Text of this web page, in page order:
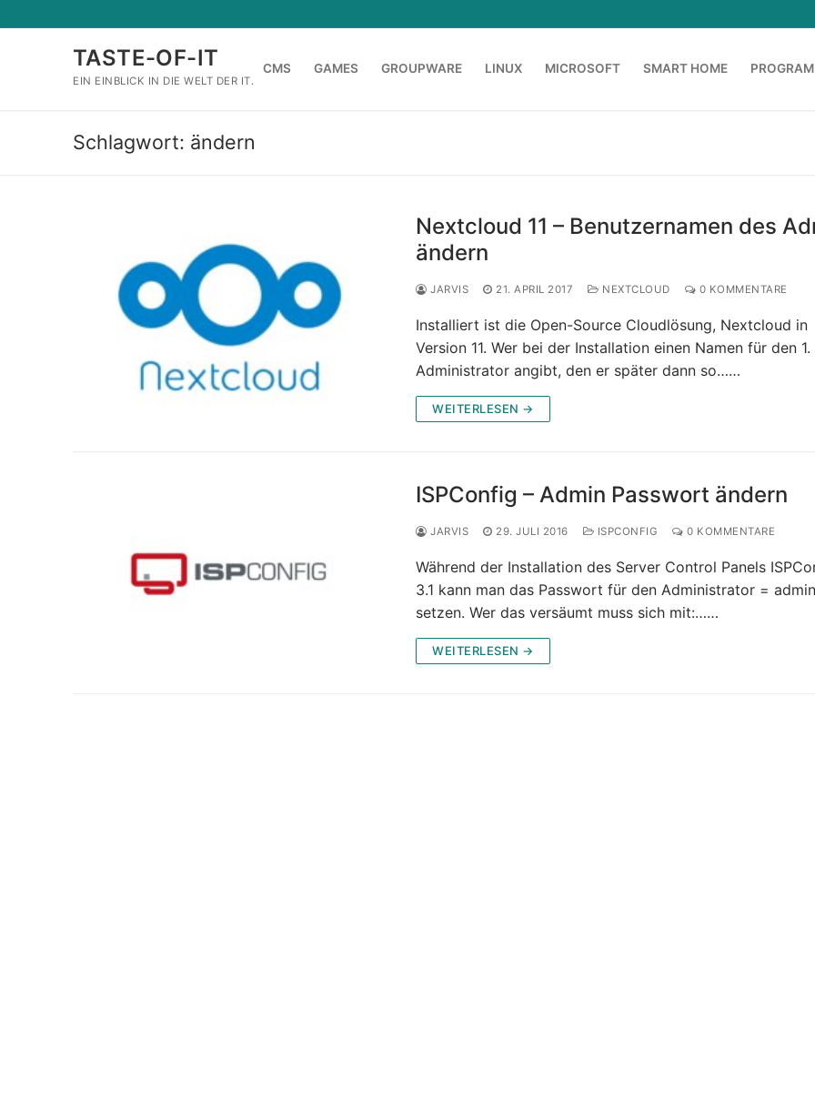
Inhalt
TASTE-OF-IT
EIN EINBLICK IN DIE WELT DER IT.
CMS GAMES GROUPWARE LINUX MICROSOFT SMART HOME
Schlagwort: ändern
Nextcloud 11 – Benutzernamen des
ändern
JARVIS 21. APRIL 2017 NEXTCLOUD 0 KOMMENTARE
Installiert ist die Open-Source Cloudlösung, Nextcloud in
Version 11. Wer bei der Installation einen Namen für den 1.
Administrator angibt, den er später dann so……
WEITERLESEN →
ISPConfig – Admin Passwort ändern
JARVIS 29. JULI 2016 ISPCONFIG 0 KOMMENTARE
Während der Installation des Server Control Panels
3.1 kann man das Passwort für den Administrator =
setzen. Wer das versäumt muss sich mit:……
WEITERLESEN →